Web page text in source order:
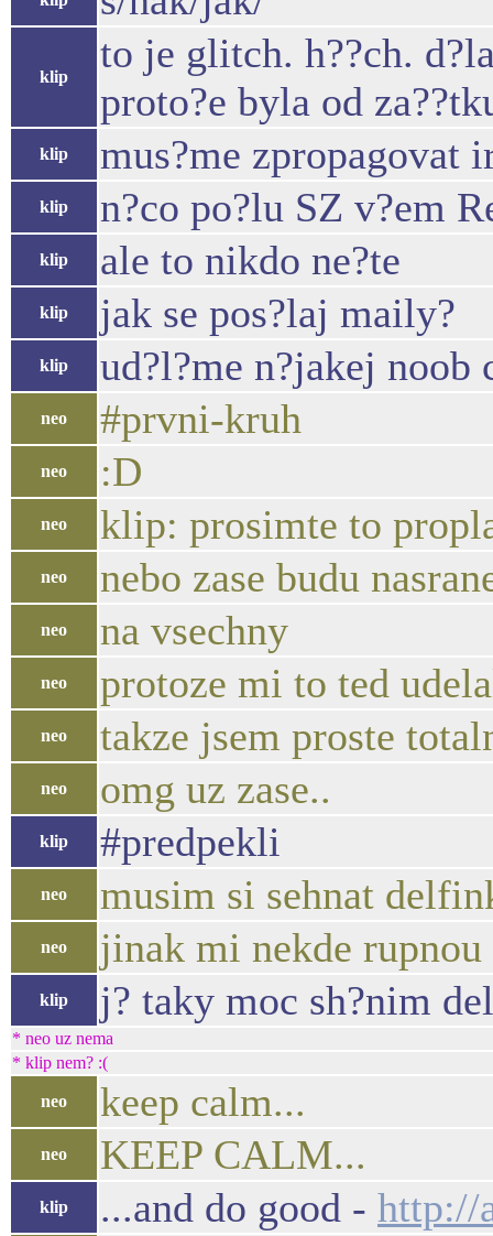
klip
to je glitch. h??ch.
proto?e byla od
klip mus?me zpropagovat
klip n?co po?lu SZ v?em
klip ale to nikdo ne?te
klip jak se pos?laj maily?
klip ud?l?me n?jakej
neo #prvni-kruh
neo :D
neo klip: prosimte to
neo nebo zase budu
neo na vsechny
neo protoze mi to ted
neo takze jsem proste
neo omg uz zase..
klip #predpekli
neo musim si sehnat
neo jinak mi nekde
klip j? taky moc sh?nim
* neo uz nema
* klip nem? :(
neo keep calm...
neo KEEP CALM...
klip ...and do good - http://